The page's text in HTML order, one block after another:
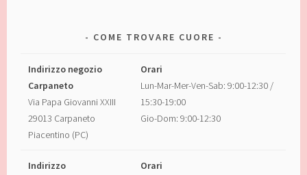
COME TROVARE CUORE
Indirizzo negozio
Carpaneto
Via Papa Giovanni XXIII
29013 Carpaneto
Piacentino (PC)
Orari
Lun-Mar-Mer-Ven-Sab: 9:00-12:30 /
15:30-19:00
Gio-Dom: 9:00-12:30
Indirizzo
Orari